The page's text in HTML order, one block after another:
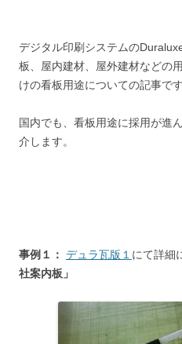
デジタル印刷システムの
板、屋内建材、屋外建材などの
けの看板用途についての記事です
国内でも、看板用途に採用が進
介します。
事例１： デュラ瓦版１ にて詳細
社案内板」